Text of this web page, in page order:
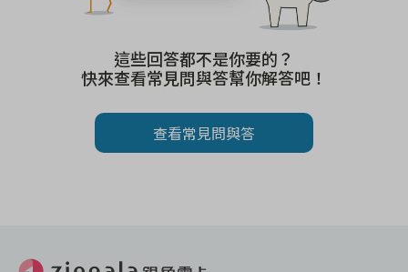
這些回答都不是你要的？
快來查看常見問與答幫你解答吧！
查看常見問與答